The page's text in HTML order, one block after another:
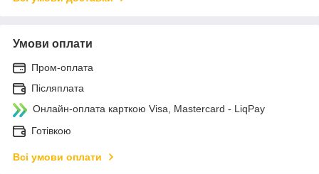
Умови оплати
Пром-оплата
Післяплата
Онлайн-оплата карткою Visa, Mastercard - LiqPay
Готівкою
Всі умови оплати